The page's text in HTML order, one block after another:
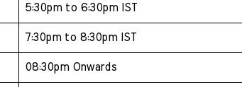
5:30pm to 6:30pm IST
7:30pm to 8:30pm IST
08:30pm Onwards